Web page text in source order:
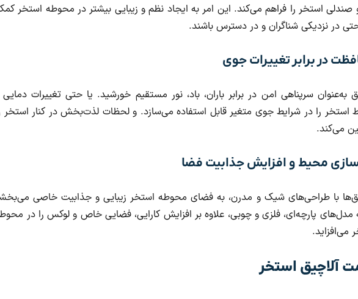
صندلی استخر را فراهم می‌کند. این امر به ایجاد نظم و زیبایی بیشتر در محوطه استخر
در نزدیکی شناگران و در دسترس باشند.
در برابر تغییرات جوی
به‌عنوان سرپناهی امن در برابر باران، باد، نور مستقیم خورشید. یا حتی تغییرات
استخر را در شرایط جوی متغیر قابل استفاده می‌سازد. و لحظات لذت‌بخش در کنار
می‌کند.
محیط و افزایش جذابیت فضا
با طراحی‌های شیک و مدرن، به فضای محوطه استخر زیبایی و جذابیت خاصی
مدل‌های پارچه‌ای، فلزی و چوبی، علاوه بر افزایش کارایی، فضایی خاص و لوکس را در
می‌افزاید.
آلاچیق استخر